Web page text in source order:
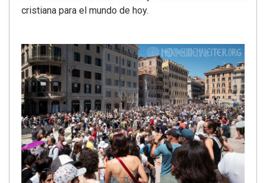
cristiana para el mundo de hoy.